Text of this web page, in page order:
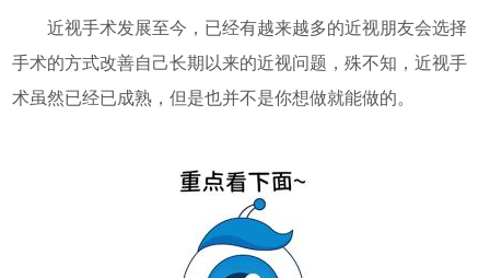
近视手术发展至今，已经有越来越多的近视朋友会选择
手术的方式改善自己长期以来的近视问题，殊不知，近视手
术虽然已经已成熟，但是也并不是你想做就能做的。